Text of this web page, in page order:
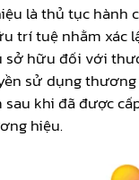
là thủ tục hành
trí tuệ nhằm xác
sở hữu đối với
sử dụng
khi đã được
hiệu.